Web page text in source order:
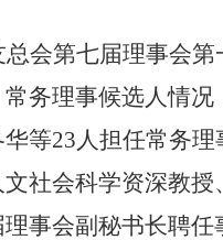
会第七届理事会
务理事候选人情
等23人担任常务
社会科学资深教
事会副秘书长聘